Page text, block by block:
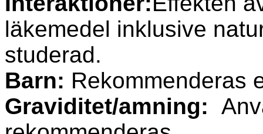
läkemedel inklusive
studerad.
Barn: Rekommenderas
Graviditet/amning: